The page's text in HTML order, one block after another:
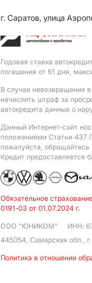
г. Саратов, улица
Годовая ставка
погашения от 61 дня,
В случае невозвращения
начислить штраф за
автокредита данные о
Данный Интернет-сайт
положениями Статьи 437
пожалуйста,
Кредит предоставляется
Обязательное
0191-03 от 01.07.2024 г.
ООО "ЮНИКОМ" ИНН:
445054, Самарская обл.,
Политика в отношении